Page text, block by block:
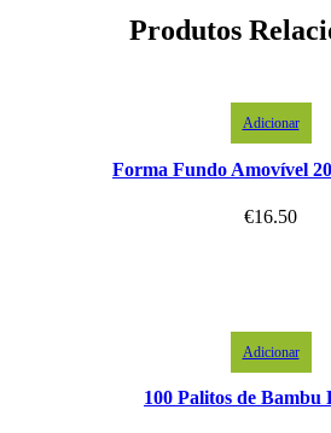
Produtos
Adicionar
Forma Fundo Amovível
€16.50
Adicionar
100 Palitos de Bambu